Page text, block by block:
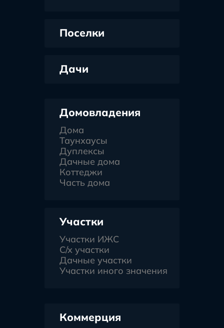
Поселки
Дачи
Домовладения
Дома
Таунхаусы
Дуплексы
Дачные дома
Коттеджи
Часть дома
Участки
Участки ИЖС
С/х участки
Дачные участки
Участки иного значения
Коммерция